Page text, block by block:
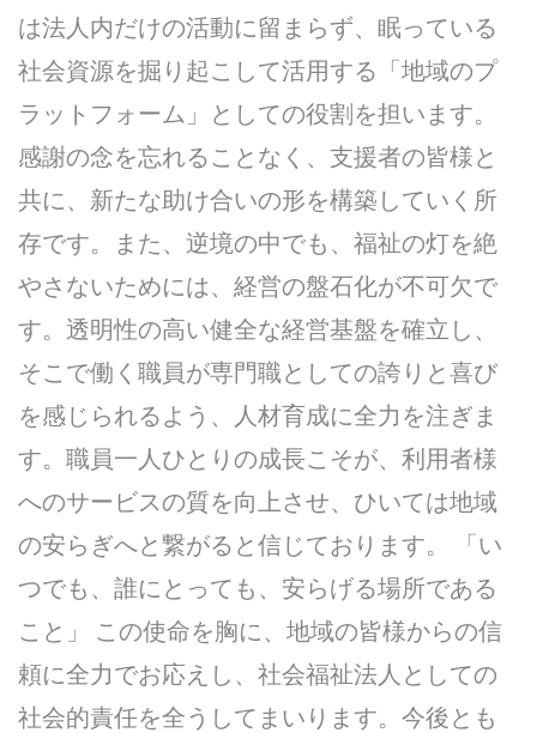
は法人内だけの活動に留まらず、眠っている
社会資源を掘り起こして活用する「地域のプ
ラットフォーム」としての役割を担います。
感謝の念を忘れることなく、支援者の皆様と
共に、新たな助け合いの形を構築していく所
存です。また、逆境の中でも、福祉の灯を絶
やさないためには、経営の盤石化が不可欠で
す。透明性の高い健全な経営基盤を確立し、
そこで働く職員が専門職としての誇りと喜び
を感じられるよう、人材育成に全力を注ぎま
す。職員一人ひとりの成長こそが、利用者様
へのサービスの質を向上させ、ひいては地域
の安らぎへと繋がると信じております。 「い
つでも、誰にとっても、安らげる場所である
こと」 この使命を胸に、地域の皆様からの信
頼に全力でお応えし、社会福祉法人としての
社会的責任を全うしてまいります。今後とも